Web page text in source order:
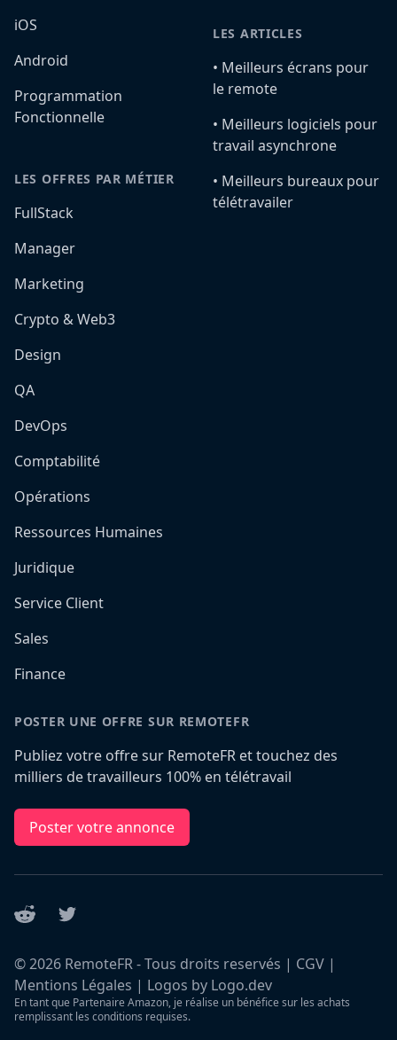
iOS
Android
Programmation
Fonctionnelle
LES OFFRES PAR MÉTIER
FullStack
Manager
Marketing
Crypto & Web3
Design
QA
DevOps
Comptabilité
Opérations
Ressources Humaines
Juridique
Service Client
Sales
Finance
LES ARTICLES
•️ Meilleurs écrans pour
le remote
•️ Meilleurs logiciels pour
travail asynchrone
•️ Meilleurs bureaux pour
télétravailer
POSTER UNE OFFRE SUR REMOTEFR
Publiez votre offre sur RemoteFR et touchez des
milliers de travailleurs 100% en télétravail
Poster votre annonce
Reddit Twitter
©2026 RemoteFR - Tous droits reservés | CGV |
Mentions Légales | Logos by Logo.dev
En tant que Partenaire Amazon, je réalise un bénéfice sur les achats
remplissant les conditions requises.